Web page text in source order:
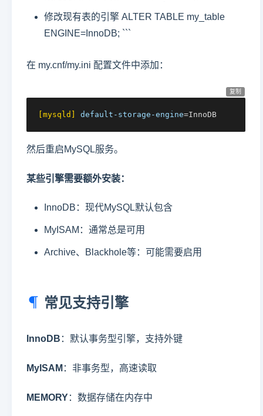
修改现有表的引擎 ALTER TABLE my_table
ENGINE=InnoDB; ```
在 my.cnf/my.ini 配置文件中添加：
复制
[mysqld] default-storage-engine=InnoDB
然后重启MySQL服务。
某些引擎需要额外安装：
InnoDB：现代MySQL默认包含
MyISAM：通常总是可用
Archive、Blackhole等：可能需要启用
常见支持引擎
InnoDB ：默认事务型引擎，支持外键
MyISAM ：非事务型，高速读取
MEMORY：数据存储在内存中